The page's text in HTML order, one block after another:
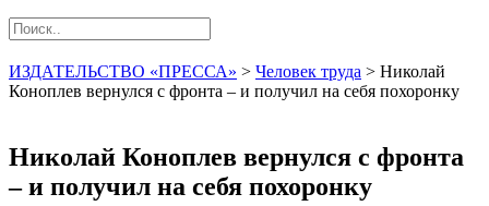
ИЗДАТЕЛЬСТВО «ПРЕССА» > Человек труда > Николай
Коноплев вернулся с фронта – и получил на себя похоронку
Николай Коноплев вернулся с фронта
– и получил на себя похоронку